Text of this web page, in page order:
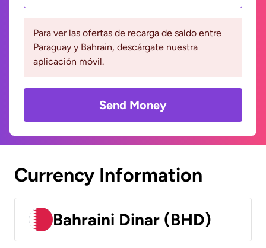
Para ver las ofertas de recarga de saldo entre
Paraguay y Bahrain, descárgate nuestra
aplicación móvil.
Send Money
Currency Information
Bahraini Dinar (BHD)